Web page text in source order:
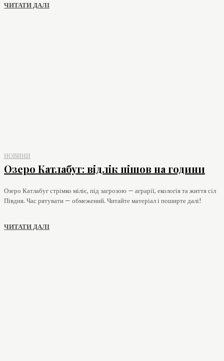
ЧИТАТИ ДАЛІ
НОВИНИ
Озеро Катлабуг: відлік пішов на години
Озеро Катлабуг стрімко міліє, під загрозою — аграрії, екологія та життя сіл
Півдня. Час рятувати — обмежений. Читайте матеріал і поширте далі!
ЧИТАТИ ДАЛІ